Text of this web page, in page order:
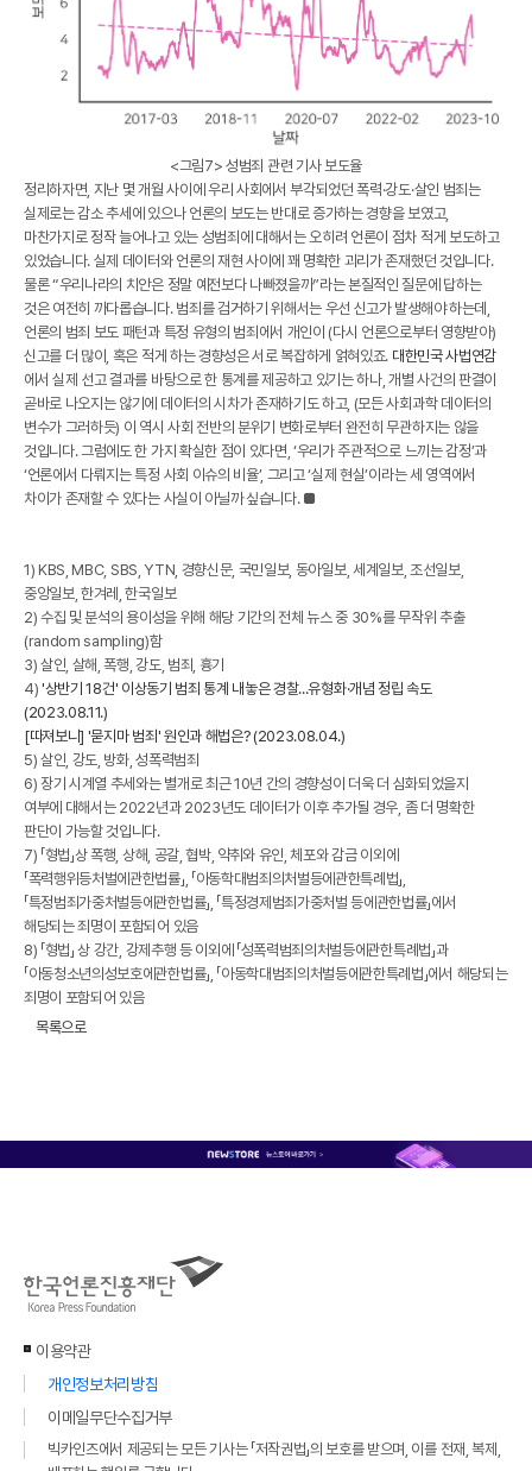
<그림7> 성범죄 관련 기사 보도율
정리하자면, 지난 몇 개월 사이에 우리 사회에서 부각되었던 폭력·강도·살인 범죄는
실제로는 감소 추세에 있으나 언론의 보도는 반대로 증가하는 경향을 보였고,
마찬가지로 정작 늘어나고 있는 성범죄에 대해서는 오히려 언론이 점차 적게 보도하고
있었습니다. 실제 데이터와 언론의 재현 사이에 꽤 명확한 괴리가 존재했던 것입니다.
물론 “우리나라의 치안은 정말 예전보다 나빠졌을까”라는 본질적인 질문에 답하는
것은 여전히 까다롭습니다. 범죄를 검거하기 위해서는 우선 신고가 발생해야 하는데,
언론의 범죄 보도 패턴과 특정 유형의 범죄에서 개인이 (다시 언론으로부터 영향받아)
신고를 더 많이, 혹은 적게 하는 경향성은 서로 복잡하게 얽혀있죠. 대한민국 사법연감
에서 실제 선고 결과를 바탕으로 한 통계를 제공하고 있기는 하나, 개별 사건의 판결이
곧바로 나오지는 않기에 데이터의 시차가 존재하기도 하고, (모든 사회과학 데이터의
변수가 그러하듯) 이 역시 사회 전반의 분위기 변화로부터 완전히 무관하지는 않을
것입니다. 그럼에도 한 가지 확실한 점이 있다면, ‘우리가 주관적으로 느끼는 감정’과
‘언론에서 다뤄지는 특정 사회 이슈의 비율’, 그리고 ‘실제 현실’이라는 세 영역에서
차이가 존재할 수 있다는 사실이 아닐까 싶습니다. ■
1) KBS, MBC, SBS, YTN, 경향신문, 국민일보, 동아일보, 세계일보, 조선일보,
중앙일보, 한겨레, 한국일보
2) 수집 및 분석의 용이성을 위해 해당 기간의 전체 뉴스 중 30%를 무작위 추출
(random sampling)함
3) 살인, 살해, 폭행, 강도, 범죄, 흉기
4) '상반기 18건' 이상동기 범죄 통계 내놓은 경찰...유형화·개념 정립 속도
(2023.08.11.)
[따져보니] '묻지마 범죄' 원인과 해법은? (2023.08.04.)
5) 살인, 강도, 방화, 성폭력범죄
6) 장기 시계열 추세와는 별개로 최근 10년 간의 경향성이 더욱 더 심화되었을지
여부에 대해서는 2022년과 2023년도 데이터가 이후 추가될 경우, 좀 더 명확한
판단이 가능할 것입니다.
7) 「형법」상 폭행, 상해, 공갈, 협박, 약취와 유인, 체포와 감금 이외에
「폭력행위등처벌에관한법률」, 「아동학대범죄의처벌등에관한특례법」,
「특정범죄가중처벌등에관한법률」, 「특정경제범죄가중처벌 등에관한법률」에서
해당되는 죄명이 포함되어 있음
8) 「형법」 상 강간, 강제추행 등 이외에 「성폭력범죄의처벌등에관한특례법」과
「아동청소년의성보호에관한법률」, 「아동학대범죄의처벌등에관한특례법」에서 해당되는
죄명이 포함되어 있음
목록으로
이용약관
개인정보처리방침
이메일무단수집거부
빅카인즈에서 제공되는 모든 기사는 「저작권법」의 보호를 받으며, 이를 전재, 복제,